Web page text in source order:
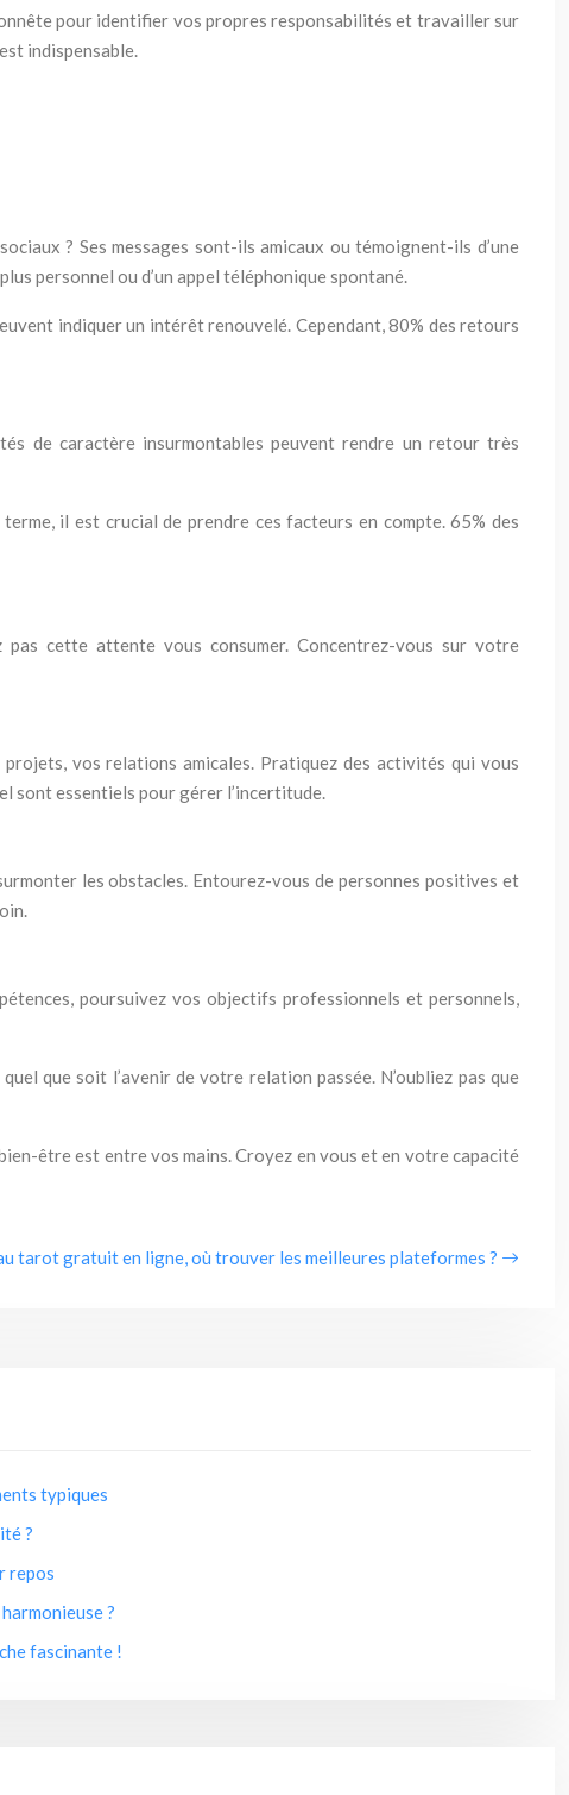
pour identifier vos propres responsabilités et travailler sur
indispensable.
? Ses messages sont-ils amicaux ou témoignent-ils d’une
personnel ou d’un appel téléphonique spontané.
indiquer un intérêt renouvelé. Cependant, 80% des retours
de caractère insurmontables peuvent rendre un retour très
il est crucial de prendre ces facteurs en compte. 65% des
cette attente vous consumer. Concentrez-vous sur votre
vos relations amicales. Pratiquez des activités qui vous
sont essentiels pour gérer l’incertitude.
les obstacles. Entourez-vous de personnes positives et
poursuivez vos objectifs professionnels et personnels,
que soit l’avenir de votre relation passée. N’oubliez pas que
être est entre vos mains. Croyez en vous et en votre capacité
tarot gratuit en ligne, où trouver les meilleures plateformes ?
typiques
?
repos
?
fascinante !